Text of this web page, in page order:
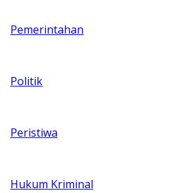
Pemerintahan
Politik
Peristiwa
Hukum Kriminal